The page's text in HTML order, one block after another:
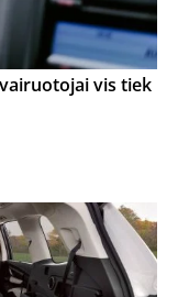
vis tiek